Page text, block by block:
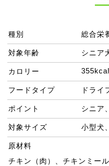
種別 総合栄
対象年齢 シニア
カロリー
フードタイプ ドライ
ポイント シニア
対象サイズ 小型犬
原材料
チキン（肉）、チキンミー